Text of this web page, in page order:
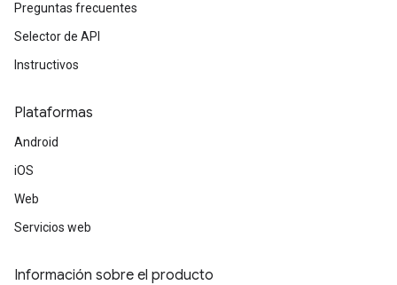
Preguntas frecuentes
Selector de API
Instructivos
Plataformas
Android
iOS
Web
Servicios web
Información sobre el producto